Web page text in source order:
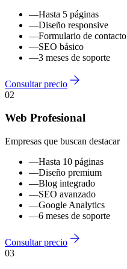
—Hasta 5 páginas
—Diseño responsive
—Formulario de contacto
—SEO básico
—3 meses de soporte
Consultar precio
02
Web Profesional
Empresas que buscan destacar
—Hasta 10 páginas
—Diseño premium
—Blog integrado
—SEO avanzado
—Google Analytics
—6 meses de soporte
Consultar precio
03